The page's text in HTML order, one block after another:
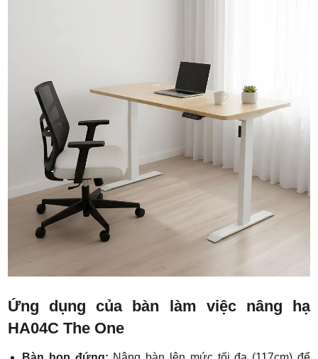
Ứng dụng của bàn làm việc nâng hạ
HA04C The One